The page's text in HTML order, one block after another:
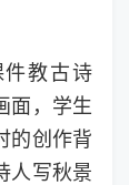
教古诗
面，学生
的创作背
人写秋景